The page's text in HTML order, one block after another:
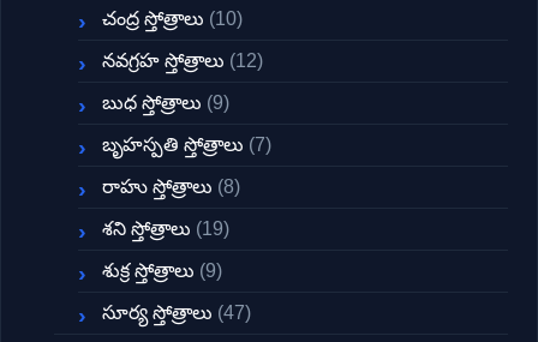
చంద్ర స్తోత్రాలు (10)
నవగ్రహ స్తోత్రాలు (12)
బుధ స్తోత్రాలు (9)
బృహస్పతి స్తోత్రాలు (7)
రాహు స్తోత్రాలు (8)
శని స్తోత్రాలు (19)
శుక్ర స్తోత్రాలు (9)
సూర్య స్తోత్రాలు (47)